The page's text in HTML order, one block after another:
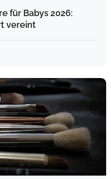
für Babys 2026:
vereint